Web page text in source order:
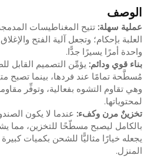
الوصف
عملية سهلة: تتيح المغناطيسات
العلبة بإحكام؛ وتجعل آلية الفتح
واحدة أمرًا يسيرًا جدًّا.
بناء قوي ودائم: يؤمِّن التصميم القابل
مُسطَّحة تمامًا عند فردها، بينما تصبح
وهي تقاوم التشوه بفعالية، وتوفِّر
لمحتوياتها.
تخزينٌ مرن وكفء: عندما لا يكون
بالكامل ليصبح مسطّحًا للتخزين، مما
يجعله خيارًا مثاليًّا للشحن بكميات
المنزل.